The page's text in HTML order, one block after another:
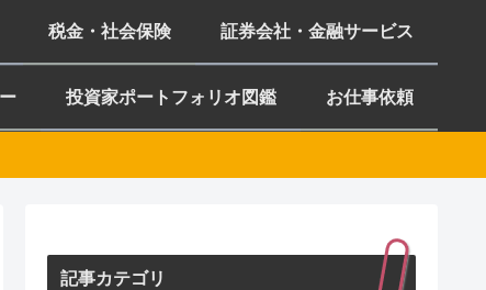
税金・社会保険 証券会社・金融サービス
投資家ポートフォリオ図鑑 お仕事依頼
記事カテゴリ